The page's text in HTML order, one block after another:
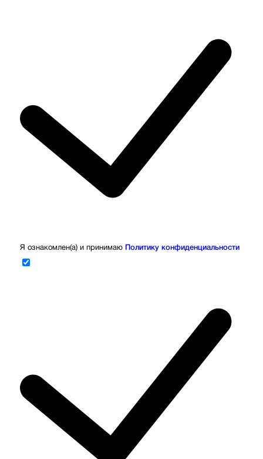
Я ознакомлен(а) и принимаю Политику конфиденциальности